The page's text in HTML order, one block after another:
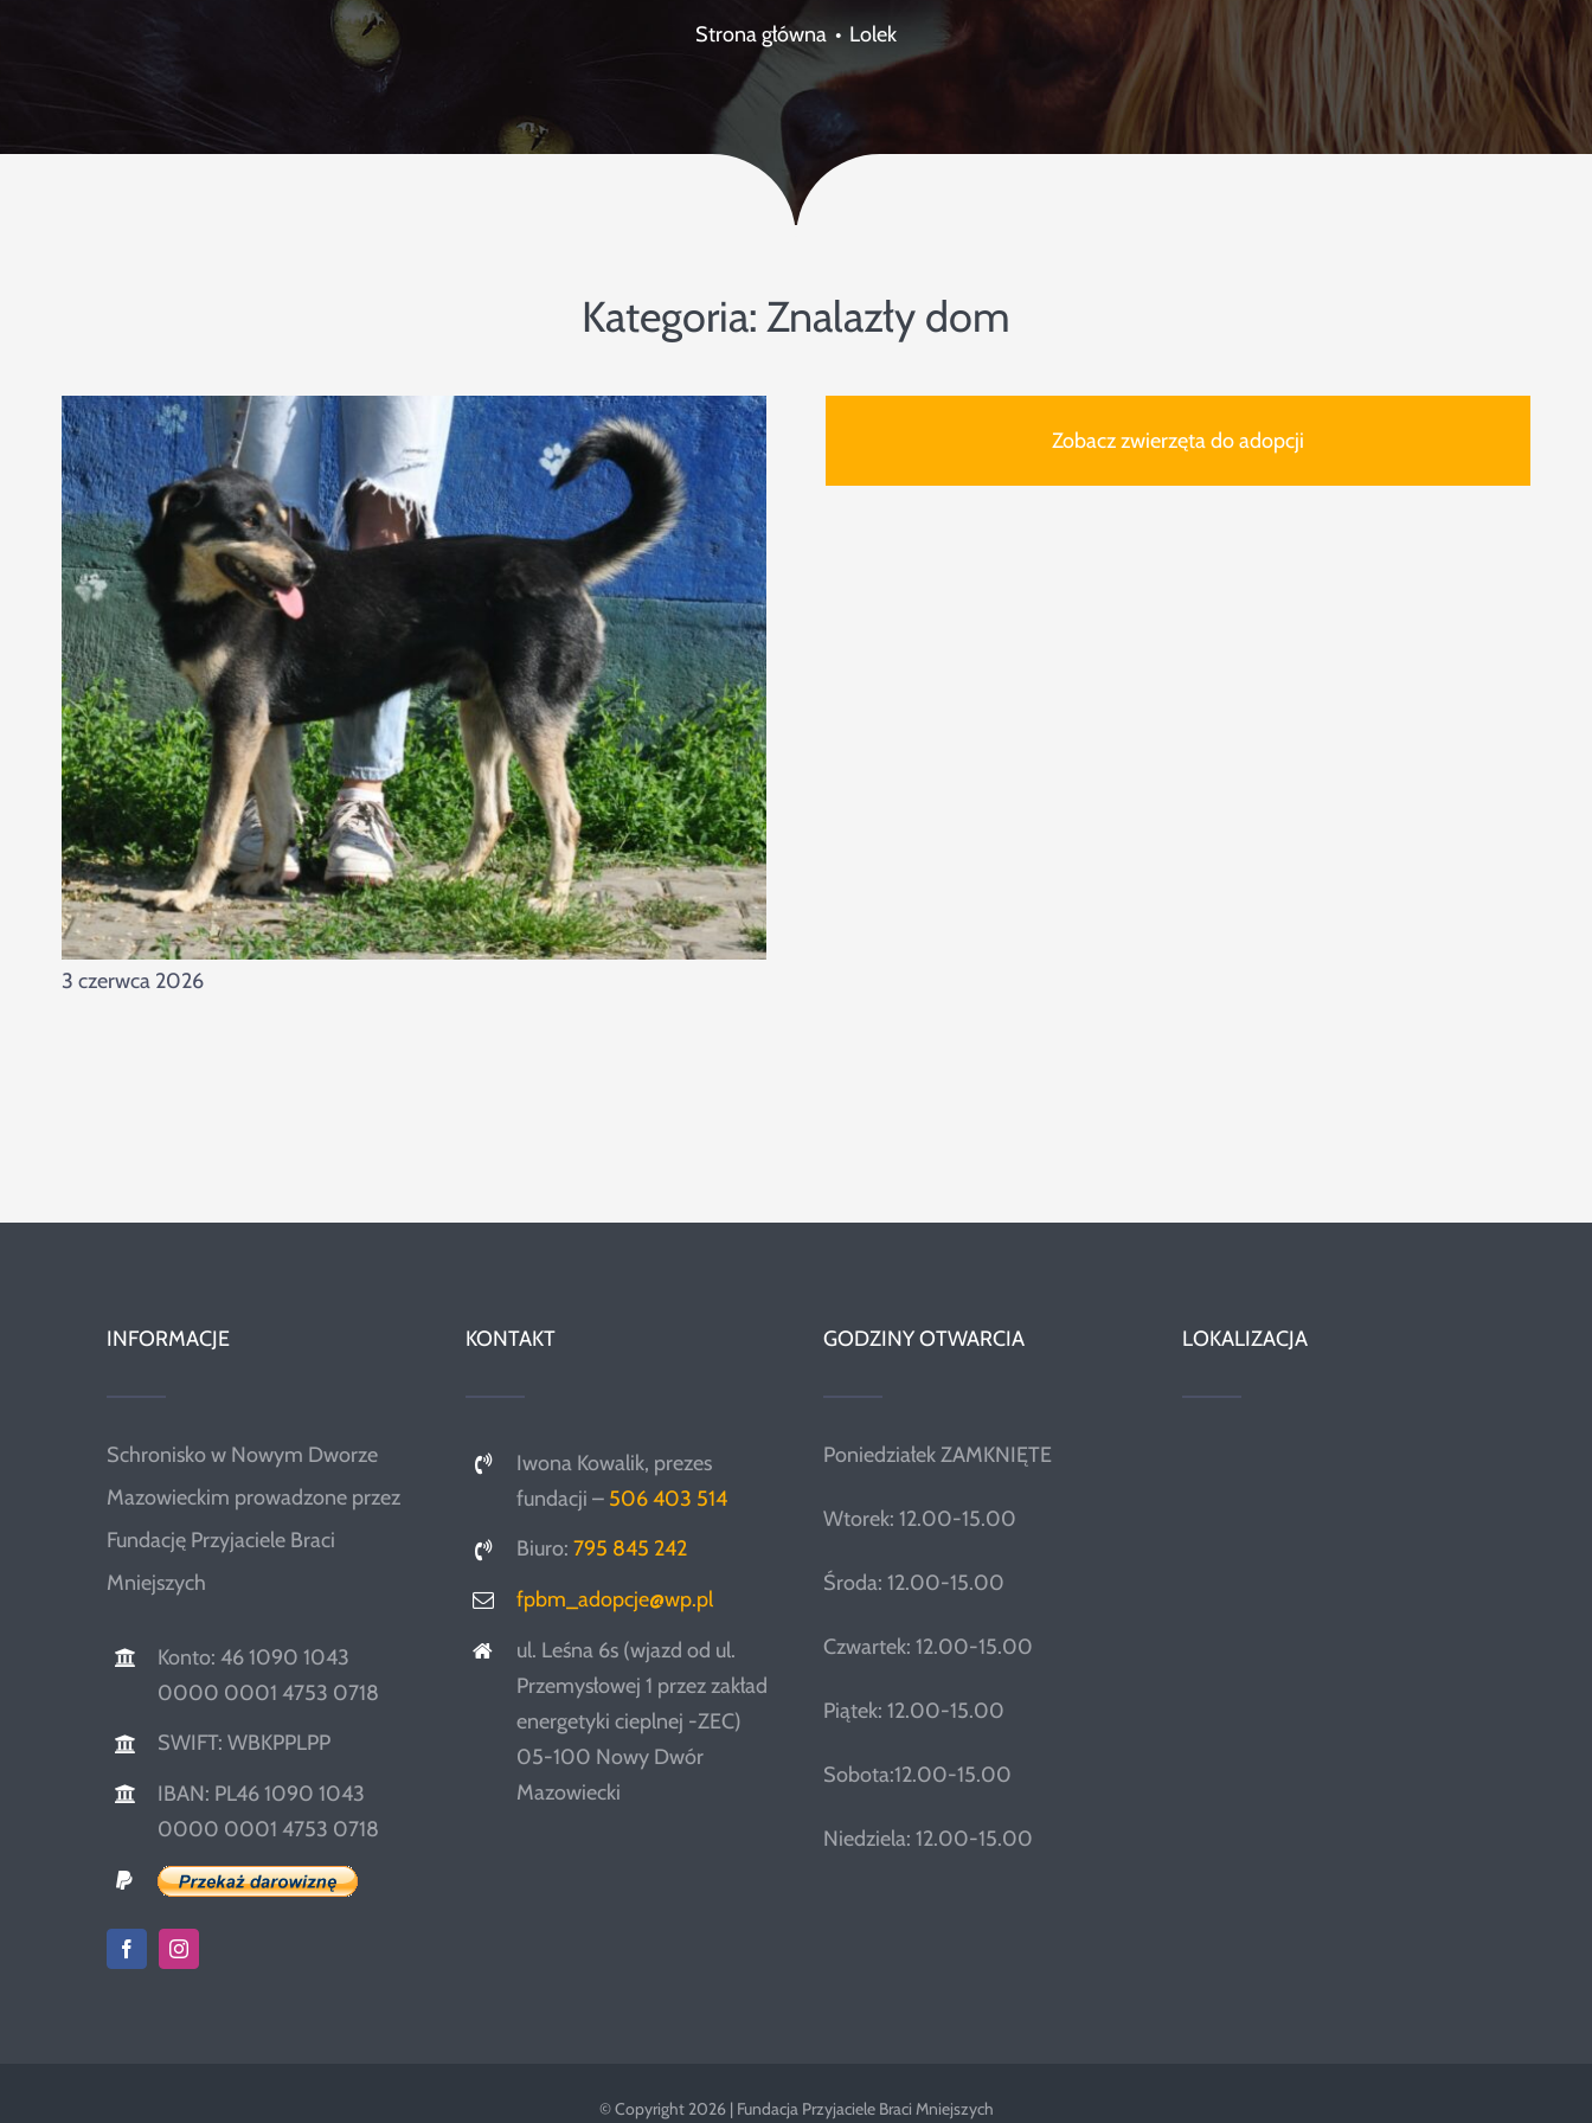
Strona główna Lolek
Kategoria: Znalazły dom
3 czerwca 2026
Zobacz zwierzęta do adopcji
INFORMACJE
Schronisko w Nowym Dworze
Mazowieckim prowadzone przez
Fundację Przyjaciele Braci
Mniejszych
Konto: 46 1090 1043
0000 0001 4753 0718
SWIFT: WBKPPLPP
IBAN: PL46 1090 1043
0000 0001 4753 0718
KONTAKT
Iwona Kowalik, prezes
fundacji – 506 403 514
Biuro: 795 845 242
fpbm_adopcje@wp.pl
ul. Leśna 6s (wjazd od ul.
Przemysłowej 1 przez zakład
energetyki cieplnej -ZEC)
05-100 Nowy Dwór
Mazowiecki
GODZINY OTWARCIA
Poniedziałek ZAMKNIĘTE
Wtorek: 12.00-15.00
Środa: 12.00-15.00
Czwartek: 12.00-15.00
Piątek: 12.00-15.00
Sobota:12.00-15.00
Niedziela: 12.00-15.00
LOKALIZACJA
© Copyright 2026 | Fundacja Przyjaciele Braci Mniejszych